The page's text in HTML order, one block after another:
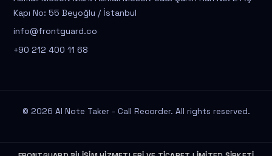
Kapı No: 55 Beyoğlu / İstanbul
info@frontguard.co
+90 212 400 11 68
© 2026 AI Note Taker - Call Recorder. All rights reserved.